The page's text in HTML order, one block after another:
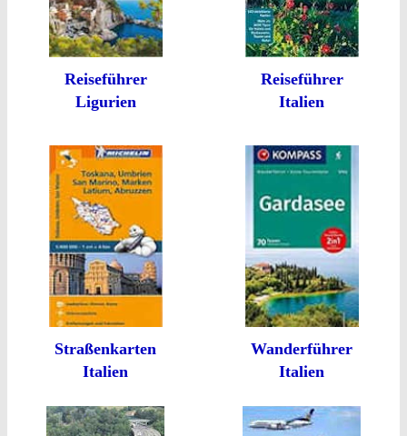
Reiseführer
Ligurien
Reiseführer
Italien
Straßenkarten
Italien
Wanderführer
Italien